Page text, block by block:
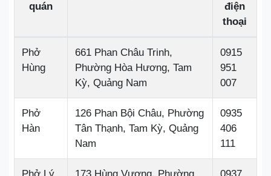
quán
điện
thoại
Phở
Hùng
661 Phan Châu Trinh,
Phường Hòa Hương, Tam
Kỳ, Quảng Nam
0915
951
007
Phở
Hàn
126 Phan Bội Châu, Phường
Tân Thạnh, Tam Kỳ, Quảng
Nam
0935
406
111